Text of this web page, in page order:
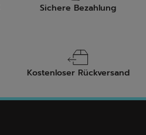
Sichere Bezahlung
Kostenloser Rückversand